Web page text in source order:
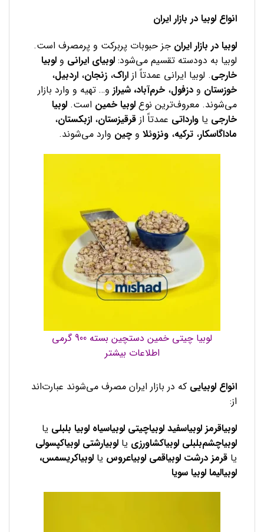
انواع لوبیا در بازار ایران
لوبیا در بازار ایران جز حبوبات پربرکت و پرمصرف است.
لوبیا به دودسته تقسیم می‌شود: لوبیای ایرانی و لوبیا
خارجی. لوبیا ایرانی عمدتاً از اراک، زنجان، اردبیل،
خوزستان و دزفول، خرم‌آباد، شیراز و… تهیه و وارد بازار
می‌شوند. معروف‌ترین نوع لوبیا خمین است. لوبیا
خارجی یا وارداتی عمدتاً از قرقیزستان، ازبکستان،
ماداگاسکار، ترکیه، ونزوئلا و چین وارد می‌شوند.
لوبیا چیتی خمین دستچین بسته 900 گرمی
اطلاعات بیشتر
انواع لوبیایی که در بازار ایران مصرف می‌شوند عبارت‌اند
از:
لوبیاقرمز لوبیاسفید لوبیاچیتی لوبیاسیاه لوبیا بلبلی یا
لوبیاچشم‌بلبلی لوبیاکشاورزی یا لوبیارشتی لوبیاکپسولی
یا قرمز درشت لوبیاقمی لوبیاعروس یا لوبیاکریسمس،
لوبیالیما لوبیا سویا